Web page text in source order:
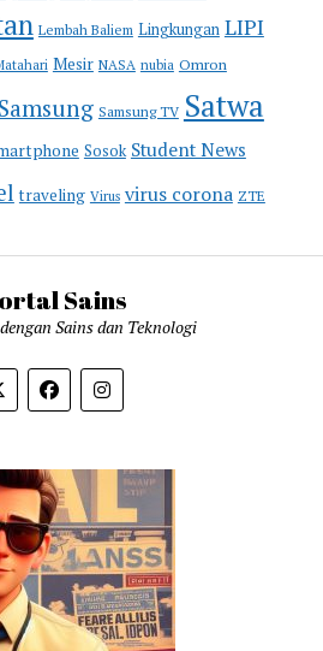
Lembah Baliem Lingkungan LIPI
Mesir NASA nubia Omron
Samsung Samsung TV Satwa
Sosok Student News
traveling Virus virus corona ZTE
Sains
Sains dan Teknologi